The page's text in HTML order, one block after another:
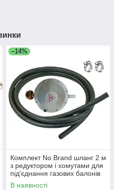
–14%
Комплект No Brand шланг 2 м
з редуктором і хомутами для
під'єднання газових балонів
до плит (2104618250)
В наявності